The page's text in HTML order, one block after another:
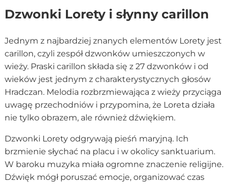
Dzwonki Lorety i słynny carillon
Jednym z najbardziej znanych elementów Lorety jest
carillon, czyli zespół dzwonków umieszczonych w
wieży. Praski carillon składa się z 27 dzwonków i od
wieków jest jednym z charakterystycznych głosów
Hradczan. Melodia rozbrzmiewająca z wieży przyciąga
uwagę przechodniów i przypomina, że Loreta działa
nie tylko obrazem, ale również dźwiękiem.
Dzwonki Lorety odgrywają pieśń maryjną. Ich
brzmienie słychać na placu i w okolicy sanktuarium.
W baroku muzyka miała ogromne znaczenie religijne.
Dźwięk mógł poruszać emocje, organizować czas